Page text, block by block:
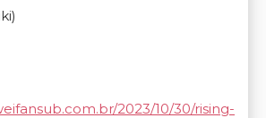
2023/10/30/rising-